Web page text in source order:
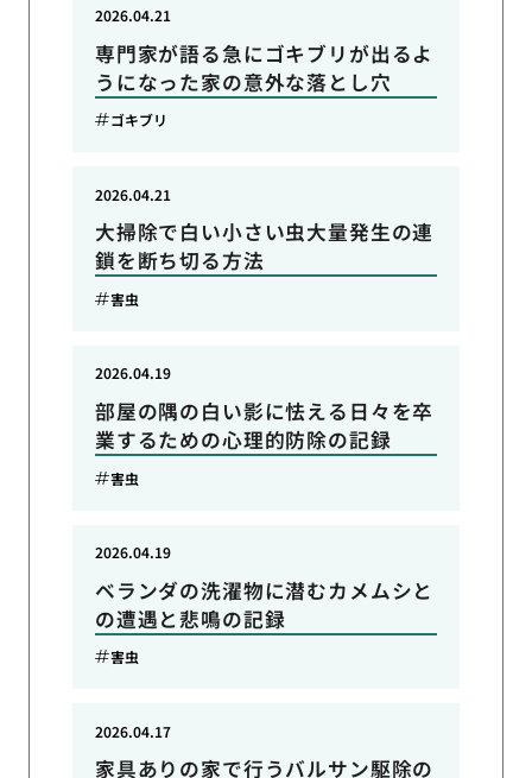
専門家が語る急にゴキブリが出るよ
うになった家の意外な落とし穴
2026.04.21
ゴキブリ
大掃除で白い小さい虫大量発生の連
鎖を断ち切る方法
2026.04.21
害虫
部屋の隅の白い影に怯える日々を卒
業するための心理的防除の記録
2026.04.19
害虫
ベランダの洗濯物に潜むカメムシと
の遭遇と悲鳴の記録
2026.04.19
害虫
家具ありの家で行うバルサン駆除の
2026.04.17